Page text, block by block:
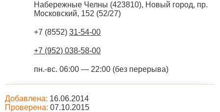
Набережные Челны (423810), Новый город, пр.
Московский, 152 (52/27)
+7 (8552) 31-54-00
+7 (952) 038-58-00
пн.-вс. 06:00 — 22:00 (без перерыва)
Добавлена: 16.06.2014
Проверена: 07.10.2015